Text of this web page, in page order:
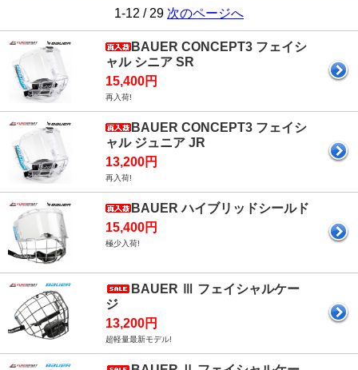
1-12 / 29 次のページへ
BAUER CONCEPT3 フェイシ
ャル シニア SR
15,400円
再入荷!
BAUER CONCEPT3 フェイシ
ャル ジュニア JR
13,200円
再入荷!
BAUER ハイブリッドシールド
15,400円
極少入荷!
BAUER Ⅲ フェイシャルケー
ジ
13,200円
超軽量最新モデル!